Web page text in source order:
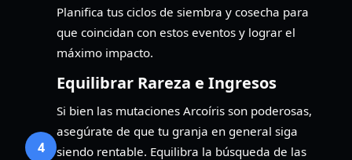
Planifica tus ciclos de siembra y cosecha para
que coincidan con estos eventos y lograr el
máximo impacto.
4
Equilibrar Rareza e Ingresos
Si bien las mutaciones Arcoíris son poderosas,
asegúrate de que tu granja en general siga
siendo rentable. Equilibra la búsqueda de las